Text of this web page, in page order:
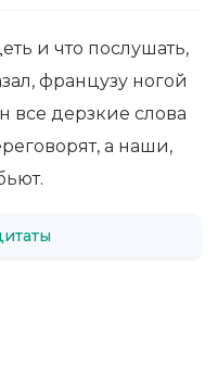
и что послушать,
французу ногой
все дерзкие слова
а наши,